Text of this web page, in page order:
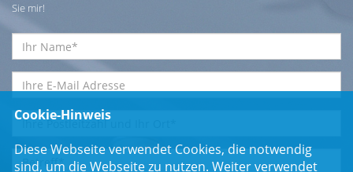
Sie mir!
Cookie-Hinweis
Diese Webseite verwendet Cookies, die notwendig
sind, um die Webseite zu nutzen. Weiter verwendet